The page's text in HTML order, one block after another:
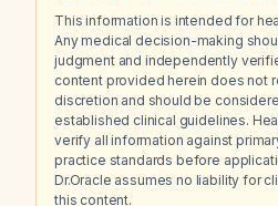
This information is intended for
Any medical decision-making
judgment and independently
content provided herein does not
discretion and should be
established clinical guidelines.
verify all information against
practice standards before
Dr.Oracle assumes no liability for
this content.